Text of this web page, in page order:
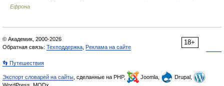
Ефрона
18+
© Академик, 2000-2026
Обратная связь: Техподдержка Реклама на сайте
👣 Путешествия
Экспорт словарей на сайты , сделанные на PHP, Joomla,
Drupal,